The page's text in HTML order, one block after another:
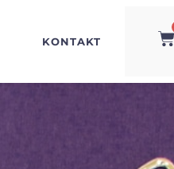
KONTAKT